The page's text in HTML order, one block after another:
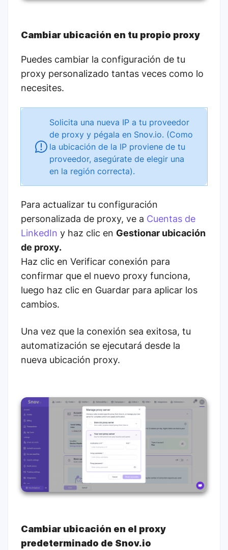
Cambiar ubicación en tu propio proxy
Puedes cambiar la configuración de tu
proxy personalizado tantas veces como lo
necesites.
Solicita una nueva IP a tu proveedor
de proxy y pégala en Snov.io. (Como
la ubicación de la IP proviene de tu
proveedor, asegúrate de elegir una
en la región correcta).
Para actualizar tu configuración
personalizada de proxy, ve a Cuentas de
LinkedIn y haz clic en Gestionar ubicación
de proxy.
Haz clic en Verificar conexión para
confirmar que el nuevo proxy funciona,
luego haz clic en Guardar para aplicar los
cambios.
Una vez que la conexión sea exitosa, tu
automatización se ejecutará desde la
nueva ubicación proxy.
Cambiar ubicación en el proxy
predeterminado de Snov.io